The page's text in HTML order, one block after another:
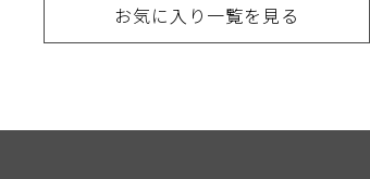
お気に入り一覧を見る